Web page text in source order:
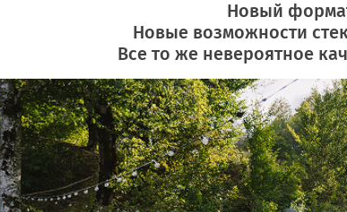
Новый
Новые возможности
Все то же невероятное